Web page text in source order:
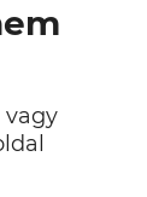
vagy